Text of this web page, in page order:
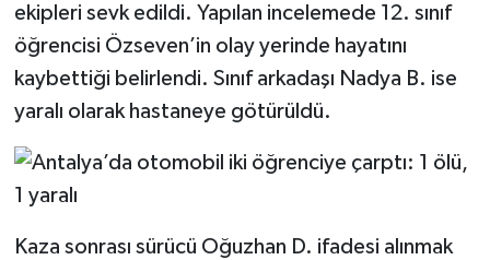
ekipleri sevk edildi. Yapılan incelemede 12. sınıf
öğrencisi Özseven’in olay yerinde hayatını
kaybettiği belirlendi. Sınıf arkadaşı Nadya B. ise
yaralı olarak hastaneye götürüldü.
Kaza sonrası sürücü Oğuzhan D. ifadesi alınmak